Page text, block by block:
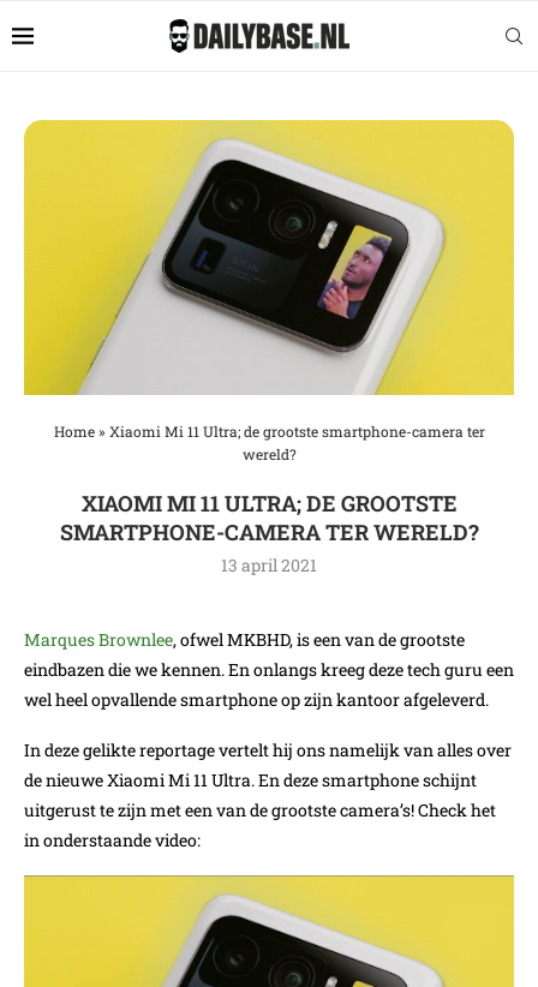
Home» Xiaomi Mi 11 Ultra; de grootste smartphone-camera ter
wereld?
XIAOMI MI 11 ULTRA; DE GROOTSTE
SMARTPHONE-CAMERA TER WERELD?
13 april 2021
Marques Brownlee, ofwel MKBHD, is een van de grootste
eindbazen die we kennen. En onlangs kreeg deze tech guru een
wel heel opvallende smartphone op zijn kantoor afgeleverd.
In deze gelikte reportage vertelt hij ons namelijk van alles over
de nieuwe Xiaomi Mi 11 Ultra. En deze smartphone schijnt
uitgerust te zijn met een van de grootste camera’s! Check het
in onderstaande video: